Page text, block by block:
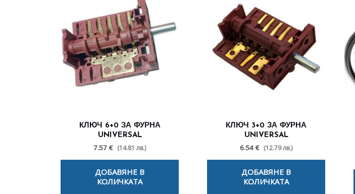
КЛЮЧ 6+0 ЗА ФУРНА
UNIVERSAL
7.57 € (14.81 лв.)
ДОБАВЯНЕ В
КОЛИЧКАТА
КЛЮЧ 3+0 ЗА ФУРНА
UNIVERSAL
6.54 € (12.79 лв.)
ДОБАВЯНЕ В
КОЛИЧКАТА